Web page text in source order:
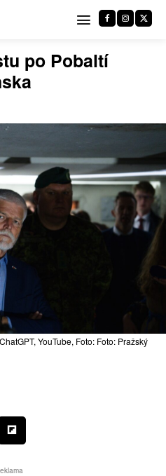
po Pobaltí
YouTube, Foto: Foto: Pražský